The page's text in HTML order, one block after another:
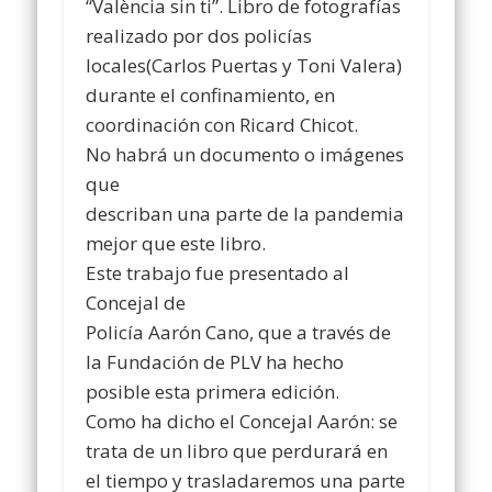
“València sin ti”. Libro de fotografías
realizado por dos policías
locales(Carlos Puertas y Toni Valera)
durante el confinamiento, en
coordinación con Ricard Chicot.
No habrá un documento o imágenes
que
describan una parte de la pandemia
mejor que este libro.
Este trabajo fue presentado al
Concejal de
Policía Aarón Cano, que a través de
la Fundación de PLV ha hecho
posible esta primera edición.
Como ha dicho el Concejal Aarón: se
trata de un libro que perdurará en
el tiempo y trasladaremos una parte